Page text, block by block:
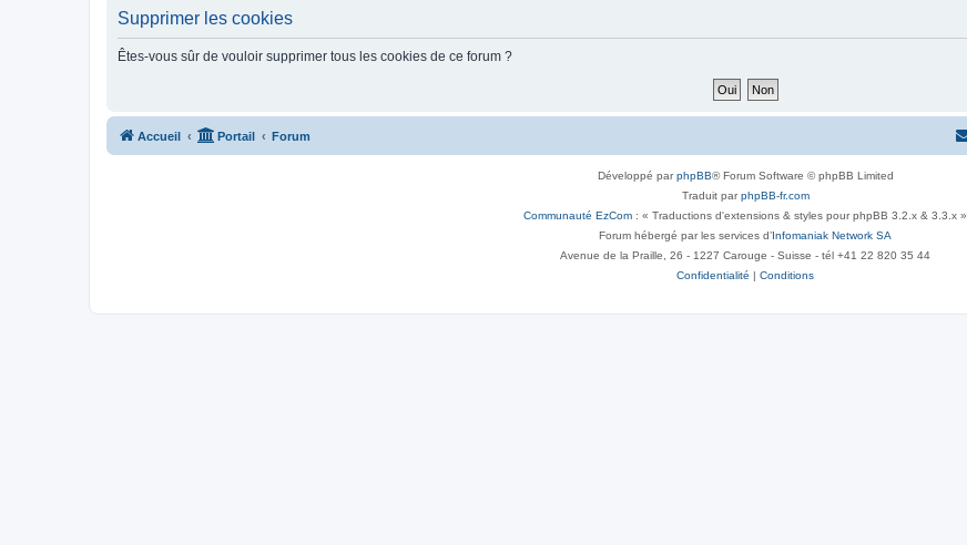
Supprimer les cookies
Êtes-vous sûr de vouloir supprimer tous les cookies de ce forum ?
Accueil Portail Forum
Développé parphpBB® Forum Software © phpBB Limited
Traduit parphpBB-fr.com
Communauté EzCom : « Traductions d'extensions & styles pour phpBB 3.2.x & 3.3.x »
Forum hébergé par les services d’Infomaniak Network SA
Avenue de la Praille, 26 - 1227 Carouge - Suisse - tél +41 22 820 35 44
Confidentialité | Conditions